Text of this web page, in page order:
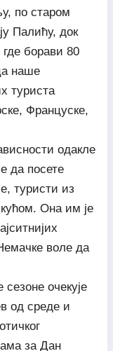
по старом
Палићу, док
борави 80
наше
туриста
Француске,
одакле
да посете
туристи из
Она им је
воле да
очекује
од среде и
за Дан